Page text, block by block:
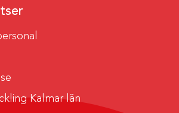
Kalmar län